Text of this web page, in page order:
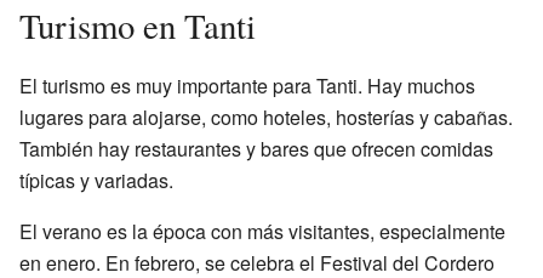
Turismo en Tanti
El turismo es muy importante para Tanti. Hay muchos
lugares para alojarse, como hoteles, hosterías y cabañas.
También hay restaurantes y bares que ofrecen comidas
típicas y variadas.
El verano es la época con más visitantes, especialmente
en enero. En febrero, se celebra el Festival del Cordero